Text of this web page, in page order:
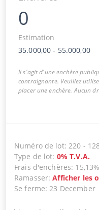
0
Estimation
35.000,00 - 55.000,00
Il s'agit d'une enchère
contraignante. Veuillez
placer une enchère. Aucun
Numéro de lot:220 - 128
Type de lot: 0% T.V.A.
Frais d'enchères: 15,13%
Ramasser:Afficher les
Se ferme:23 December